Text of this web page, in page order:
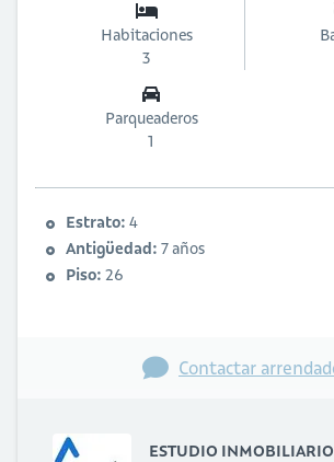
Habitaciones
3
Parqueaderos
1
Estrato: 4
Antigüedad: 7 años
Piso: 26
Contactar
ESTUDIO